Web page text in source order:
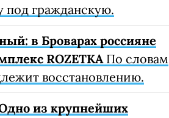
под гражданскую.
в Броварах россияне
ROZETKAПо словам
восстановлению.
из крупнейших